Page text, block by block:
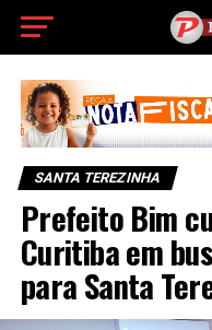
SANTA TEREZINHA
Prefeito Bim
Curitiba em
para Santa